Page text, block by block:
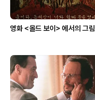
영화 <올드 보이> 에서의 그림